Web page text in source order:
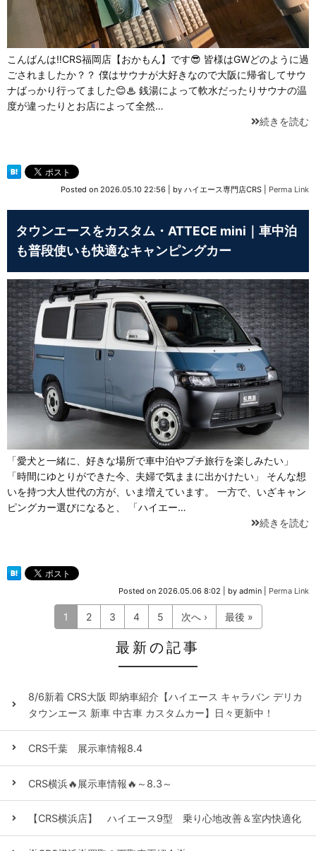
こんばんは‼CRS福岡店【おかもん】です😎 皆様はGWどのように過
ごされましたか？？ 僕はサウナが大好きなので大阪に帰省してサウ
ナばっかり行ってました😊♨ 銭湯によって軟水だったりサウナの温
度が違ったりとお店によって全然…
続きを読む
Posted on 2026.05.10 22:56 by ハイエース専門店CRS Perma Link
タウンエースをカスタム・ATTECE mini｜車中泊
も普段使いも快適なキャンピングカー
「愛犬と一緒に、好きな場所で車中泊やプチ旅行を楽しみたい」
「時間にゆとりができた今、夫婦で気ままに出かけたい」 そんな想
いを持つ大人世代の方が、いま増えています。 一方で、いざキャン
ピングカー選びになると、 「ハイエー…
続きを読む
Posted on 2026.05.06 8:02 by admin Perma Link
1 2 3 4 5 次へ › 最後 »
最新の記事
8/6新着 CRS大阪 即納車紹介【ハイエース キャラバン デリカ
タウンエース 新車 中古車 カスタムカー】日々更新中！
CRS千葉 展示車情報8.4
CRS横浜🔥展示車情報🔥～8.3～
【CRS横浜店】 ハイエース9型 乗り心地改善＆室内快適化